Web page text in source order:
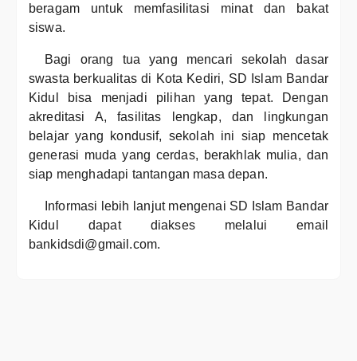
beragam untuk memfasilitasi minat dan bakat
siswa.
Bagi orang tua yang mencari sekolah dasar
swasta berkualitas di Kota Kediri, SD Islam Bandar
Kidul bisa menjadi pilihan yang tepat. Dengan
akreditasi A, fasilitas lengkap, dan lingkungan
belajar yang kondusif, sekolah ini siap mencetak
generasi muda yang cerdas, berakhlak mulia, dan
siap menghadapi tantangan masa depan.
Informasi lebih lanjut mengenai SD Islam Bandar
Kidul dapat diakses melalui email
bankidsdi@gmail.com.